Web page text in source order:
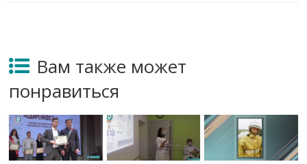
Вам также может
понравиться